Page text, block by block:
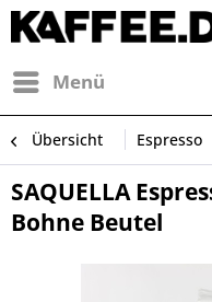
Menü
Übersicht Espresso
SAQUELLA
Bohne Beutel